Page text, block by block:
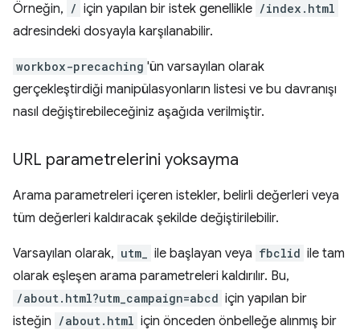
Örneğin, / için yapılan bir istek genellikle /index.html
adresindeki dosyayla karşılanabilir.
workbox-precaching 'ün varsayılan olarak
gerçekleştirdiği manipülasyonların listesi ve bu davranışı
nasıl değiştirebileceğiniz aşağıda verilmiştir.
URL parametrelerini yoksayma
Arama parametreleri içeren istekler, belirli değerleri veya
tüm değerleri kaldıracak şekilde değiştirilebilir.
Varsayılan olarak, utm_ ile başlayan veya fbclid ile tam
olarak eşleşen arama parametreleri kaldırılır. Bu,
/about.html?utm_campaign=abcd için yapılan bir
isteğin /about.html için önceden önbelleğe alınmış bir